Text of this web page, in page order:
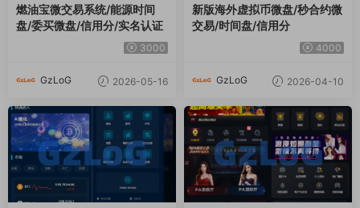
燃油宝微交易系统/能源时间
盘/委买微盘/信用分/实名认证
3000
GzLoG 2026-05-16
新版海外虚拟币微盘/秒合约微
交易/时间盘/信用分
4000
GzLoG 2026-04-10